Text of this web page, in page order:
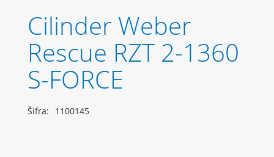
Cilinder Weber
Rescue RZT 2-1360
S-FORCE
Šifra: 1100145